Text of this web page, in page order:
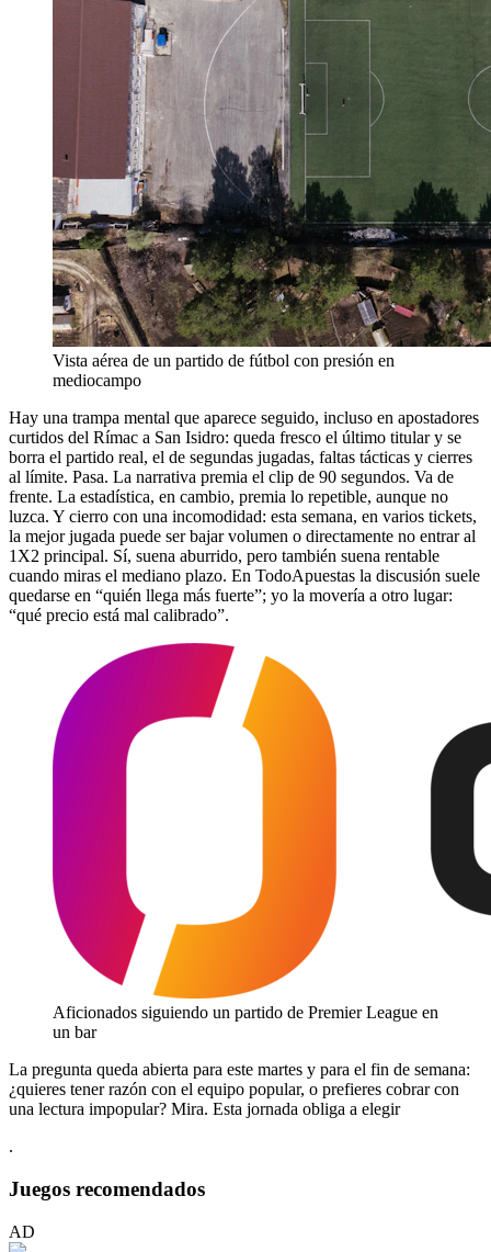
Vista aérea de un partido de fútbol con presión en
mediocampo
Hay una trampa mental que aparece seguido, incluso en apostadores
curtidos del Rímac a San Isidro: queda fresco el último titular y se
borra el partido real, el de segundas jugadas, faltas tácticas y cierres
al límite. Pasa. La narrativa premia el clip de 90 segundos. Va de
frente. La estadística, en cambio, premia lo repetible, aunque no
luzca. Y cierro con una incomodidad: esta semana, en varios tickets,
la mejor jugada puede ser bajar volumen o directamente no entrar al
1X2 principal. Sí, suena aburrido, pero también suena rentable
cuando miras el mediano plazo. En TodoApuestas la discusión suele
quedarse en “quién llega más fuerte”; yo la movería a otro lugar:
“qué precio está mal calibrado”.
Aficionados siguiendo un partido de Premier League en
un bar
La pregunta queda abierta para este martes y para el fin de semana:
¿quieres tener razón con el equipo popular, o prefieres cobrar con
una lectura impopular? Mira. Esta jornada obliga a elegir
.
Juegos recomendados
AD